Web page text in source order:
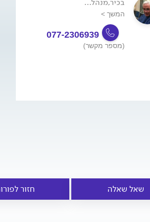
המשך >
077-2306939
(מספר מקשר)
שאל שאלה חזור